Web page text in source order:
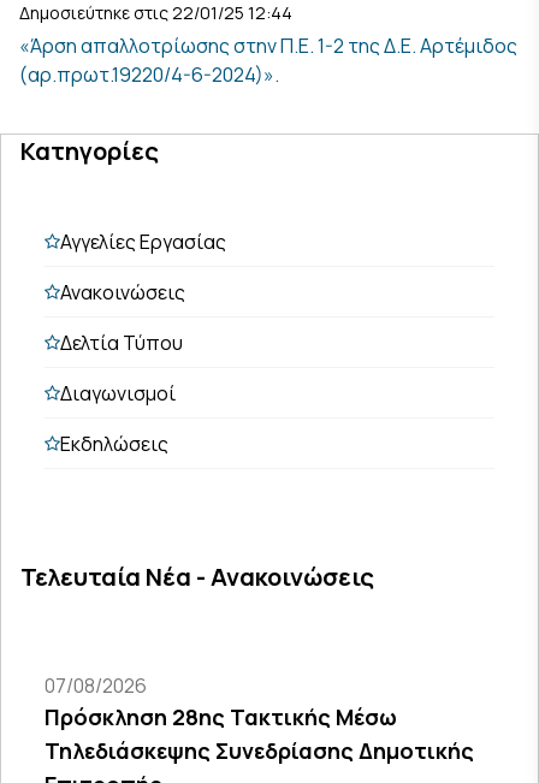
Δημοσιεύτηκε στις 22/01/25 12:44
«Άρση απαλλοτρίωσης στην Π.Ε. 1-2 της Δ.Ε. Αρτέμιδος
(αρ.πρωτ.19220/4-6-2024)».
Κατηγορίες
Αγγελίες Εργασίας
Ανακοινώσεις
Δελτία Τύπου
Διαγωνισμοί
Εκδηλώσεις
Τελευταία Νέα - Ανακοινώσεις
07/08/2026
Πρόσκληση 28ης Τακτικής Μέσω
Τηλεδιάσκεψης Συνεδρίασης Δημοτικής